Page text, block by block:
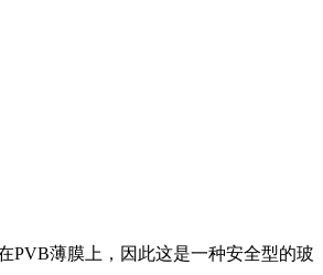
PVB薄膜上，因此这是一种安全型的玻